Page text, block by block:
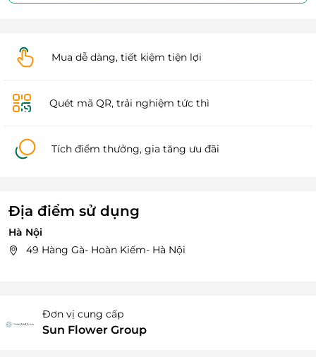
Mua dễ dàng, tiết kiệm tiện lợi
Quét mã QR, trải nghiệm tức thì
Tích điểm thưởng, gia tăng ưu đãi
Địa điểm sử dụng
Hà Nội
49 Hàng Gà- Hoàn Kiếm- Hà Nội
Đơn vị cung cấp
Sun Flower Group